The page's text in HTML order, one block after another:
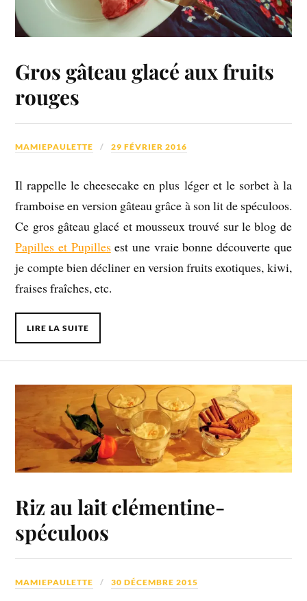
Gros gâteau glacé aux fruits
rouges
MAMIEPAULETTE 29 FÉVRIER 2016
Il rappelle le cheesecake en plus léger et le sorbet à la
framboise en version gâteau grâce à son lit de spéculoos.
Ce gros gâteau glacé et mousseux trouvé sur le blog de
Papilles et Pupillesest une vraie bonne découverte que
je compte bien décliner en version fruits exotiques, kiwi,
fraises fraîches, etc.
LIRE LA SUITE
Riz au lait clémentine-
spéculoos
MAMIEPAULETTE 30 DÉCEMBRE 2015